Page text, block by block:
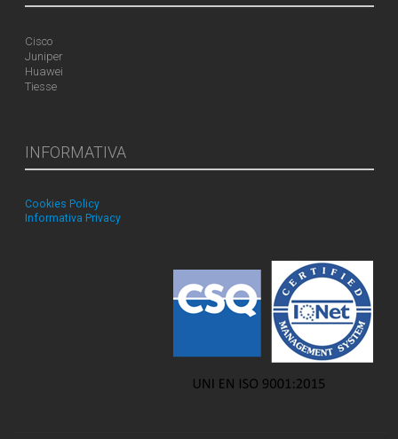
Cisco
Juniper
Huawei
Tiesse
INFORMATIVA
Cookies Policy
Informativa Privacy